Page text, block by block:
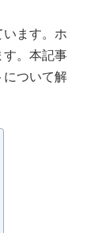
ます。ホ
す。本記事
について解